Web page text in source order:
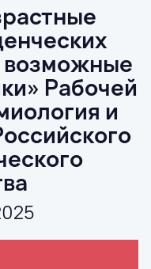
возможные
Рабочей
и